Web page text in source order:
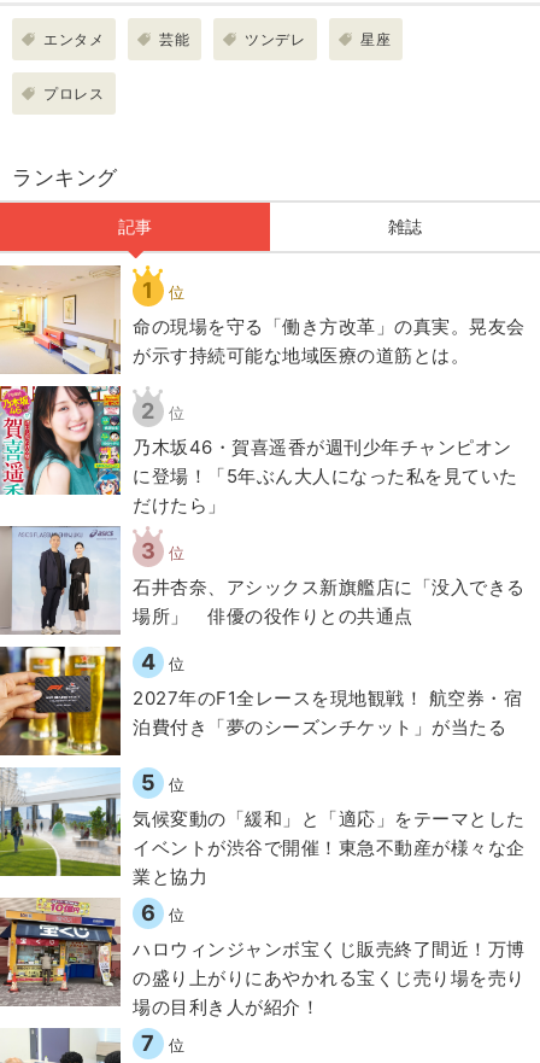
エンタメ 芸能 ツンデレ 星座
プロレス
ランキング
記事 雑誌
1 位
​命の現場を守る「働き方改革」の真実。晃友会
が示す持続可能な地域医療の道筋とは。
2 位
乃木坂46・賀喜遥香が週刊少年チャンピオン
に登場！「5年ぶん大人になった私を見ていた
だけたら」
3 位
石井杏奈、アシックス新旗艦店に「没入できる
場所」 俳優の役作りとの共通点
4 位
2027年のF1全レースを現地観戦！ 航空券・宿
泊費付き「夢のシーズンチケット」が当たる
5 位
気候変動の「緩和」と「適応」をテーマとした
イベントが渋谷で開催！東急不動産が様々な企
業と協力
6 位
ハロウィンジャンボ宝くじ販売終了間近！万博
の盛り上がりにあやかれる宝くじ売り場を売り
場の目利き人が紹介！
7 位